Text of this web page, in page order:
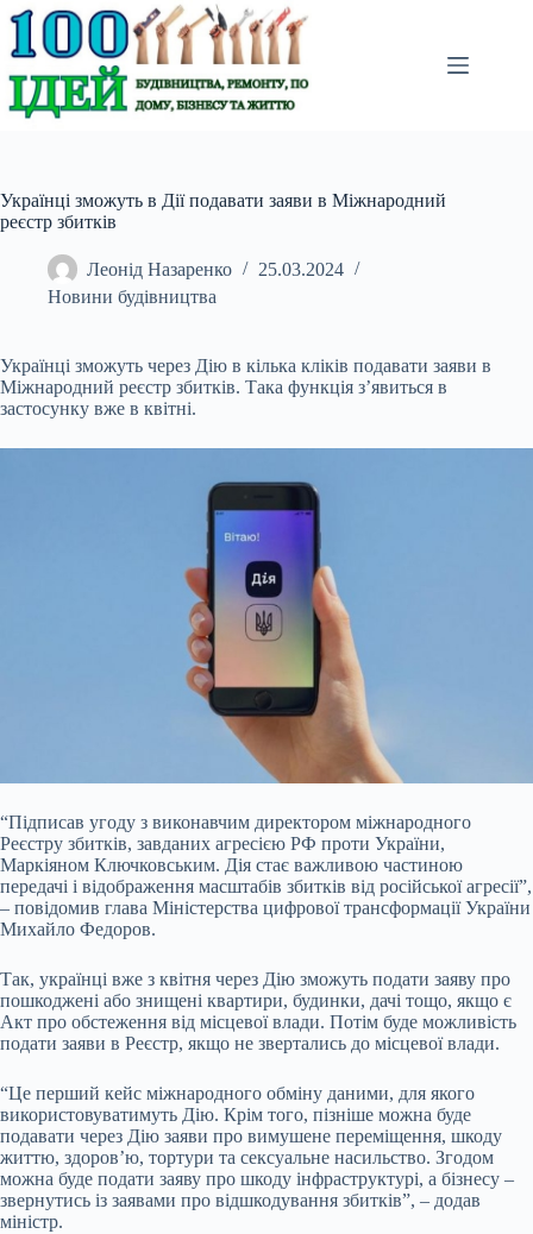
Перейти
до
вмісту
Українці зможуть в Дії подавати заяви в Міжнародний
реєстр збитків
Леонід Назаренко
25.03.2024
Новини будівництва
Українці зможуть через Дію в кілька кліків подавати заяви в
Міжнародний реєстр збитків. Така функція зʼявиться в
застосунку вже в квітні.
“Підписав угоду з виконавчим директором міжнародного
Реєстру збитків, завданих агресією РФ проти України,
Маркіяном Ключковським. Дія стає важливою частиною
передачі і відображення масштабів збитків від російської агресії”,
– повідомив глава Міністерства цифрової трансформації України
Михайло Федоров.
Так, українці вже з квітня через Дію зможуть подати заяву про
пошкоджені або знищені квартири, будинки, дачі тощо, якщо є
Акт про обстеження від місцевої влади. Потім буде можливість
подати заяви в Реєстр, якщо не звертались до місцевої влади.
“Це перший кейс міжнародного обміну даними, для якого
використовуватимуть Дію. Крім того, пізніше можна буде
подавати через Дію заяви про вимушене переміщення, шкоду
життю, здоровʼю, тортури та сексуальне насильство. Згодом
можна буде подати заяву про шкоду інфраструктурі, а бізнесу –
звернутись із заявами про відшкодування збитків”, – додав
міністр.